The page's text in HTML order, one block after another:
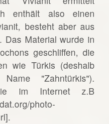
enthält also einen
besteht aber aus
Das Material wurde in
geschliffen, die
wie Türkis (deshalb
"Zahntürkis").
im Internet z.B
photo-